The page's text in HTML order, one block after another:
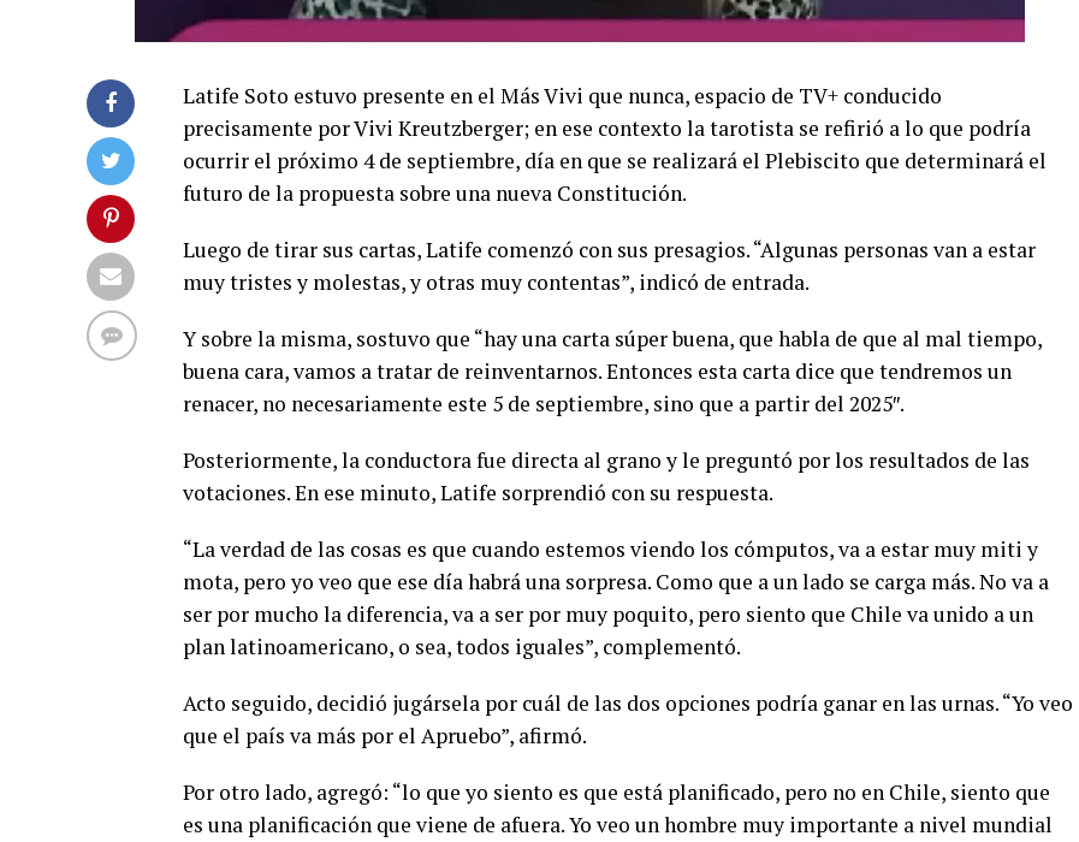
Latife Soto estuvo presente en el Más Vivi que nunca, espacio de TV+ conducido
precisamente por Vivi Kreutzberger; en ese contexto la tarotista se refirió a lo que podría
ocurrir el próximo 4 de septiembre, día en que se realizará el Plebiscito que determinará el
futuro de la propuesta sobre una nueva Constitución.
Luego de tirar sus cartas, Latife comenzó con sus presagios. “Algunas personas van a estar
muy tristes y molestas, y otras muy contentas”, indicó de entrada.
Y sobre la misma, sostuvo que “hay una carta súper buena, que habla de que al mal tiempo,
buena cara, vamos a tratar de reinventarnos. Entonces esta carta dice que tendremos un
renacer, no necesariamente este 5 de septiembre, sino que a partir del 2025″.
Posteriormente, la conductora fue directa al grano y le preguntó por los resultados de las
votaciones. En ese minuto, Latife sorprendió con su respuesta.
“La verdad de las cosas es que cuando estemos viendo los cómputos, va a estar muy miti y
mota, pero yo veo que ese día habrá una sorpresa. Como que a un lado se carga más. No va a
ser por mucho la diferencia, va a ser por muy poquito, pero siento que Chile va unido a un
plan latinoamericano, o sea, todos iguales”, complementó.
Acto seguido, decidió jugársela por cuál de las dos opciones podría ganar en las urnas. “Yo veo
que el país va más por el Apruebo”, afirmó.
Por otro lado, agregó: “lo que yo siento es que está planificado, pero no en Chile, siento que
es una planificación que viene de afuera. Yo veo un hombre muy importante a nivel mundial